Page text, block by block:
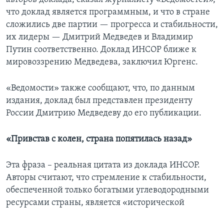
что доклад является программным, и что в стране
сложились две партии — прогресса и стабильности,
их лидеры — Дмитрий Медведев и Владимир
Путин соответственно. Доклад ИНСОР ближе к
мировоззрению Медведева, заключил Юргенс.
«Ведомости» также сообщают, что, по данным
издания, доклад был представлен президенту
России Дмитрию Медведеву до его публикации.
«Привстав с колен, страна попятилась назад»
Эта фраза – реальная цитата из доклада ИНСОР.
Авторы считают, что стремление к стабильности,
обеспеченной только богатыми углеводородными
ресурсами страны, является «исторической